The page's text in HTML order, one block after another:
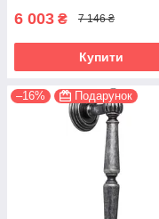
6 003 ₴ 7 146 ₴
Купити
–16% Подарунок